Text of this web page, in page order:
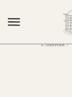
Главная /